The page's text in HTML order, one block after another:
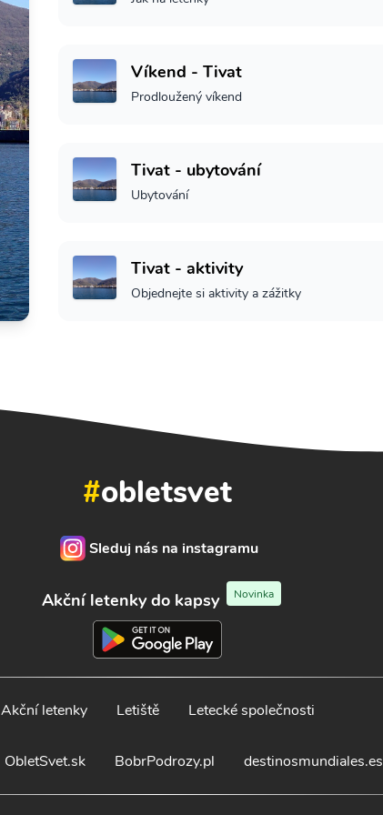
Víkend - Tivat
Prodloužený víkend
Tivat - ubytování
Ubytování
Tivat - aktivity
Objednejte si aktivity a zážitky
#obletsvet
Sleduj nás na instagramu
Akční letenky do kapsy Novinka
Akční letenky Letiště Letecké společnosti
ObletSvet.sk BobrPodrozy.pl destinosmundiales.es